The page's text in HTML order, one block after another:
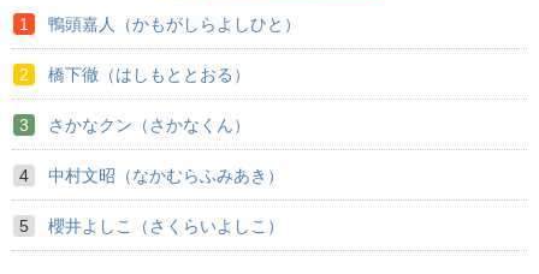
鴨頭嘉人（かもがしらよしひと）
橋下徹（はしもととおる）
さかなクン（さかなくん）
中村文昭（なかむらふみあき）
櫻井よしこ（さくらいよしこ）